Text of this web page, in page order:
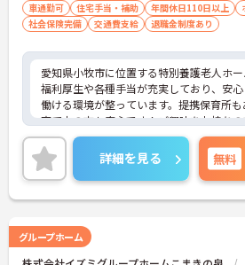
住宅型有料老人ホームならではの丁寧な関
・ご利用者様との距離が近い
・生活支援を中心とした介護業務
・一人ひとりに合わせたサポート
→ 「ありがとう」が直接聞けるやりがいの
事です♪
車通勤可 住宅手当・補助 年間休日110日以上
社会保険完備
交通費支給 退職金制度あり
愛知県小牧市に位置する特別養護老人ホー
福利厚生や各種手当が充実しており、安心
働ける環境が整っています。提携保育所も
育て中の方も安心です！ご興味をお持ち
細の情報や面接のポイントをお伝えしま
軽にお問い合わせくださいませ。
詳細を見る 無料
グループホーム